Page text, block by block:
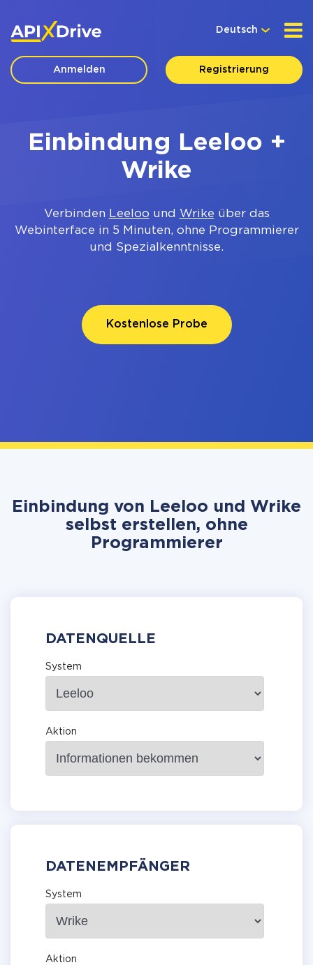
Deutsch
Anmelden Registrierung
Einbindung Leeloo +
Wrike
Verbinden Leeloo und Wrike über das
Webinterface in 5 Minuten, ohne Programmierer
und Spezialkenntnisse.
Kostenlose Probe
Einbindung von Leeloo und Wrike
selbst erstellen, ohne
Programmierer
DATENQUELLE
System
Aktion
DATENEMPFÄNGER
System
Aktion